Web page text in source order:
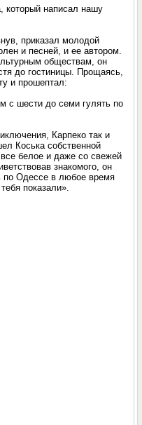
который написал нашу
приказал молодой
и песней, и ее автором.
обществам, он
до гостиницы. Прощаясь,
и прошептал:
с шести до семи гулять по
Карпеко так и
Коська собственной
белое и даже со свежей
знакомого, он
по Одессе в любое время
показали».